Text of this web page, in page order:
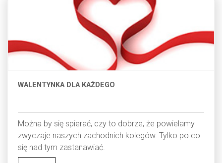
WALENTYNKA DLA KAŻDEGO
Można by się spierać, czy to dobrze, że powielamy
zwyczaje naszych zachodnich kolegów. Tylko po co
się nad tym zastanawiać.